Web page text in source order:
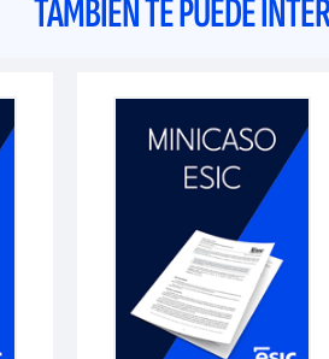
TAMBIÉN TE PUEDE